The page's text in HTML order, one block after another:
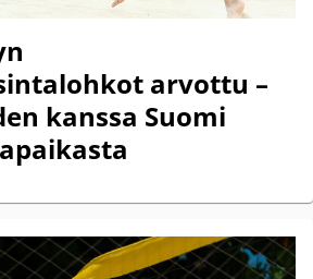
arvottu –
kanssa Suomi